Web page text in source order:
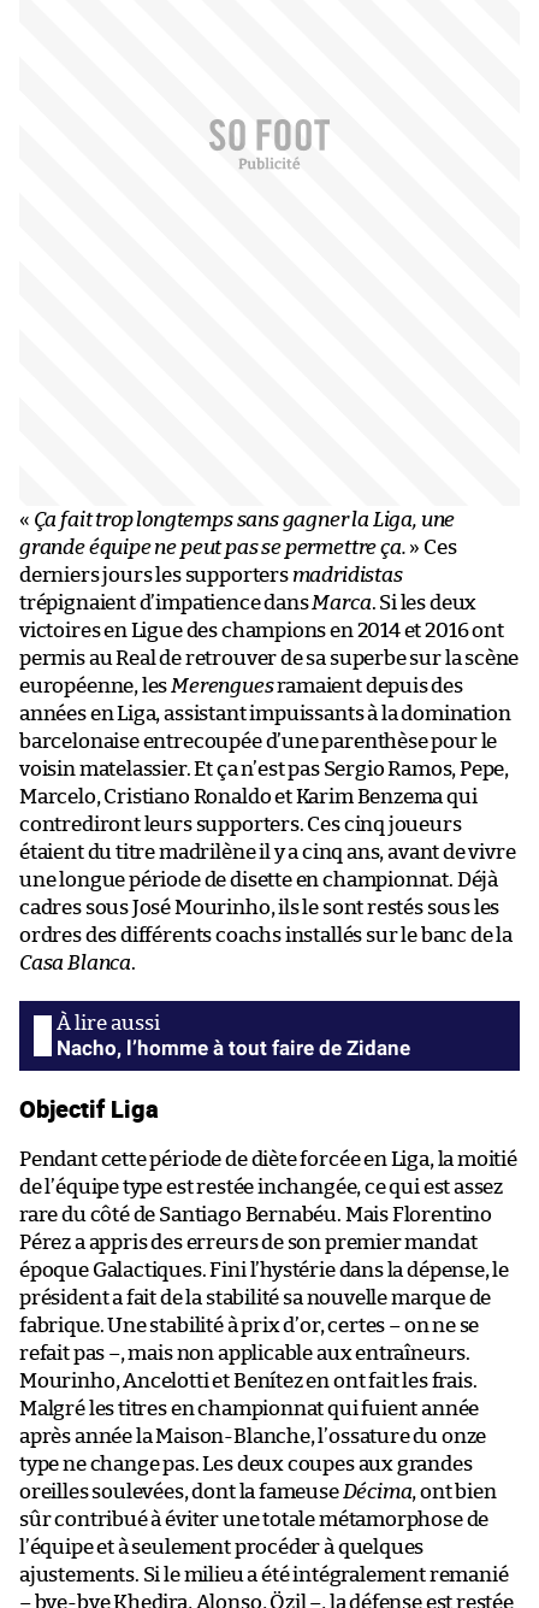
« Ça fait trop longtemps sans gagner la Liga, une
grande équipe ne peut pas se permettre ça. » Ces
derniers jours les supporters madridistas
trépignaient d’impatience dansMarca. Si les deux
victoires en Ligue des champions en 2014 et 2016 ont
permis au Real de retrouver de sa superbe sur la scène
européenne, les Merenguesramaient depuis des
années en Liga, assistant impuissants à la domination
barcelonaise entrecoupée d’une parenthèse pour le
voisin matelassier. Et ça n’est pas Sergio Ramos, Pepe,
Marcelo, Cristiano Ronaldo et Karim Benzema qui
contrediront leurs supporters. Ces cinq joueurs
étaient du titre madrilène il y a cinq ans, avant de vivre
une longue période de disette en championnat. Déjà
cadres sous José Mourinho, ils le sont restés sous les
ordres des différents coachs installés sur le banc de la
Casa Blanca.
Nacho, l’homme à tout faire de Zidane
Objectif Liga
Pendant cette période de diète forcée en Liga, la moitié
de l’équipe type est restée inchangée, ce qui est assez
rare du côté de Santiago Bernabéu. Mais Florentino
Pérez a appris des erreurs de son premier mandat
époque Galactiques. Fini l’hystérie dans la dépense, le
président a fait de la stabilité sa nouvelle marque de
fabrique. Une stabilité à prix d’or, certes – on ne se
refait pas –, mais non applicable aux entraîneurs.
Mourinho, Ancelotti et Benítez en ont fait les frais.
Malgré les titres en championnat qui fuient année
après année la Maison-Blanche, l’ossature du onze
type ne change pas. Les deux coupes aux grandes
oreilles soulevées, dont la fameuse Décima, ont bien
sûr contribué à éviter une totale métamorphose de
l’équipe et à seulement procéder à quelques
ajustements. Si le milieu a été intégralement remanié
– bye-bye Khedira, Alonso, Özil –, la défense est restée